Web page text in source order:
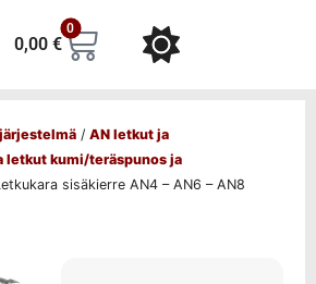
0,00 €
0
/ AN letkut ja
letkut kumi/teräspunos ja
sisäkierre AN4 – AN6 – AN8